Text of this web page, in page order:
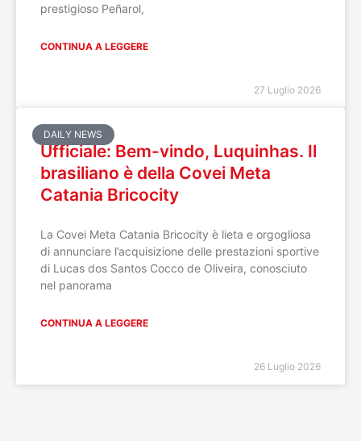
prestigioso Peñarol,
CONTINUA A LEGGERE
27 Luglio 2026
DAILY NEWS
Ufficiale: Bem-vindo, Luquinhas. Il
brasiliano è della Covei Meta
Catania Bricocity
La Covei Meta Catania Bricocity è lieta e orgogliosa
di annunciare l’acquisizione delle prestazioni sportive
di Lucas dos Santos Cocco de Oliveira, conosciuto
nel panorama
CONTINUA A LEGGERE
26 Luglio 2026